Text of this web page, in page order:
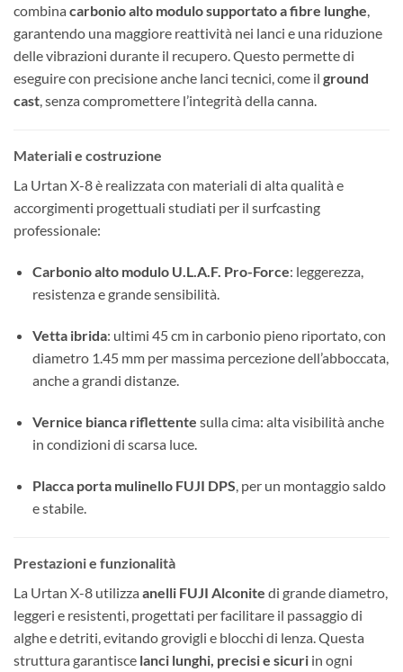
combina carbonio alto modulo supportato a fibre lunghe
garantendo una maggiore reattività nei lanci e una riduzione
delle vibrazioni durante il recupero. Questo permette di
eseguire con precisione anche lanci tecnici, come il ground
cast , senza compromettere l’integrità della canna.
Materiali e costruzione
La Urtan X-8 è realizzata con materiali di alta qualità e
accorgimenti progettuali studiati per il surfcasting
professionale:
Carbonio alto modulo U.L.A.F. Pro-Force: leggerezza,
resistenza e grande sensibilità.
Vetta ibrida: ultimi 45 cm in carbonio pieno riportato, con
diametro 1.45 mm per massima percezione dell’abboccata,
anche a grandi distanze.
Vernice bianca riflettente sulla cima: alta visibilità anche
in condizioni di scarsa luce.
Placca porta mulinello FUJI DPS , per un montaggio saldo
e stabile.
Prestazioni e funzionalità
La Urtan X-8 utilizza anelli FUJI Alconite di grande diametro,
leggeri e resistenti, progettati per facilitare il passaggio di
alghe e detriti, evitando grovigli e blocchi di lenza. Questa
struttura garantisce lanci lunghi, precisi e sicuri in ogni